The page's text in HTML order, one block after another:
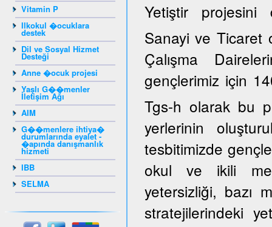
Vitamin P
Ilkokul �ocuklara
destek
Dil ve Sosyal Hizmet
Desteği
Anne �ocuk projesi
Yaşlı G��menler
İletişim Ağı
AIM
G��menlere ihtiya�
durumlarında eyalet -
�apında danışmanlık
hizmeti
IBB
SELMA
Yetiştir
Sanayi ve Ticaret
Çalışma
gençlerimiz için
Tgs-h olarak bu
yerlerinin
tesbitimizde
okul ve ikili
yetersizliği, bazı
stratejilerindeki